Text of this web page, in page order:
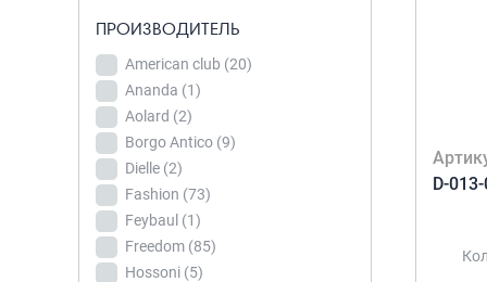
детских
Чемоданы на
колесах
Пилоты на
колесах
ПРОИЗВОДИТЕЛЬ
American
club(20)
Ananda
Aolard (2)
Borgo Antico
Fashion (73)
Feybaul(1)
ПРОИЗВОДИТЕЛЬ
American club (20)
Ananda (1)
Aolard (2)
Borgo Antico (9)
Dielle (2)
Fashion (73)
Feybaul (1)
Freedom (85)
Hossoni (5)
D-